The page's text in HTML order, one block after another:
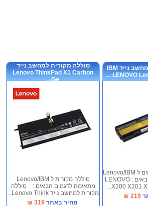
סוללה חליפית למחשב נייד IBM
LENOVO
סוללה חליפית 6 תאים ל Lenovo/IBM
מתאימה לדגמים הבאים : LENOVO
X200 X201
219
₪
סוללה מקורית למחשב נייד
Lenovo ThinkPad X1 Carbon
Ge...
סוללה מקורית ל Lenovo/IBM
מתאימה לדגמים הבאים : סוללה
מקורית למחשב נייד Lenovo Think...
מחיר באתר 319
₪